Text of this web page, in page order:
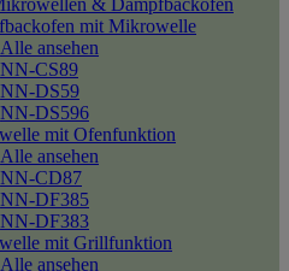
& Dampfbacköfen
mit Mikrowelle
Alle ansehen
NN-CS89
NN-DS59
NN-DS596
mit Ofenfunktion
Alle ansehen
NN-CD87
NN-DF385
NN-DF383
mit Grillfunktion
Alle ansehen